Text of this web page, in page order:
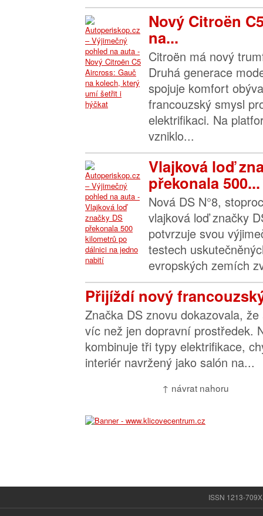
Nový Citroën
na...
Citroën má nový
Druhá generace
spojuje komfort
francouzský smysl
elektrifikaci. Na
vzniklo...
Vlajková loď
překonala 500...
Nová DS N°8,
vlajková loď značky
potvrzuje svou
testech
evropských zemích
Přijíždí nový
Značka DS znovu dokazovala,
víc než jen dopravní prostředek.
kombinuje tři typy elektrifikace,
interiér navržený jako salón na...
↑ návrat nahoru
ISSN 1213-